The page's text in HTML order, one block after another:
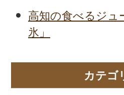
高知の食べるジュ
氷」
カテゴ